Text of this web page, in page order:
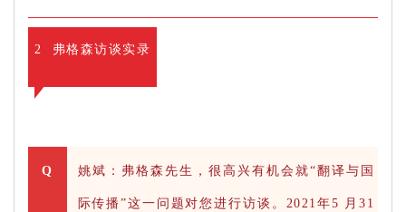
2 弗格森访谈实录
Q 姚斌：弗格森先生，很高兴有机会就“翻译与国
际传播”这一问题对您进行访谈。2021年5 月31